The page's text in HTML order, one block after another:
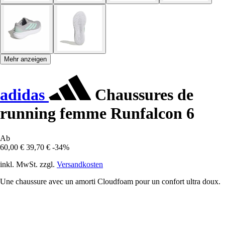
Mehr anzeigen
adidas
Chaussures de
running femme Runfalcon 6
Ab
60,00 € 39,70 € -34%
inkl. MwSt. zzgl. Versandkosten
Une chaussure avec un amorti Cloudfoam pour un confort ultra doux.